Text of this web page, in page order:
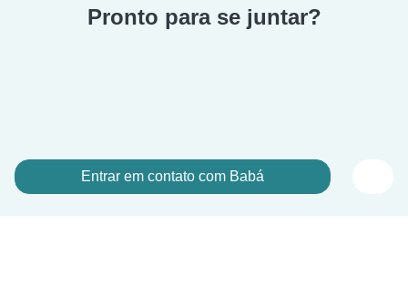
Pronto para se juntar?
Entrar em contato com Babá